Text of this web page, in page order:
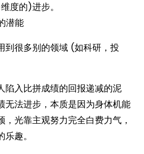
度的)进步。
潜能
到很多别的领域 (如科研，投
陷入比拼成绩的回报递减的泥
无法进步，本质是因为身体机能
，光靠主观努力完全白费力气，
趣。